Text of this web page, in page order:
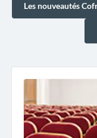
Les nouveautés